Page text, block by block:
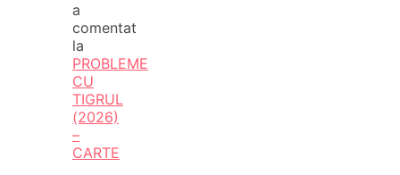
a
comentat
la
PROBLEME
CU
TIGRUL
(2026)
–
CARTE